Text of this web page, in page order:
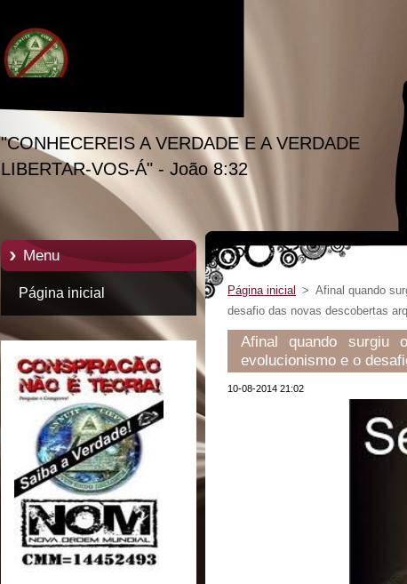
"CONHECEREIS A VERDADE E A VERDADE
LIBERTAR-VOS-Á" - João 8:32
Menu
Página inicial Página inicial > Afinal quando
desafio das novas descobertas
Afinal quando surgiu
evolucionismo e o
10-08-2014 21:02